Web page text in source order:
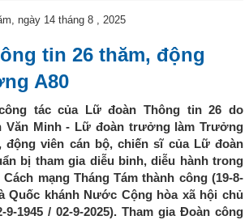
ngày 14 tháng 8 , 2025
tin 26 thăm, động
A80
tác của Lữ đoàn Thông tin 26 do
Văn Minh - Lữ đoàn trưởng làm Trưởng
động viên cán bộ, chiến sĩ của Lữ đoàn
bị tham gia diễu binh, diễu hành trong
mạng Tháng Tám thành công (19-8-
Quốc khánh Nước Cộng hòa xã hội chủ
9-1945 / 02-9-2025). Tham gia Đoàn công